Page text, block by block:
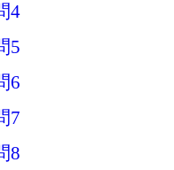
4
5
6
7
8